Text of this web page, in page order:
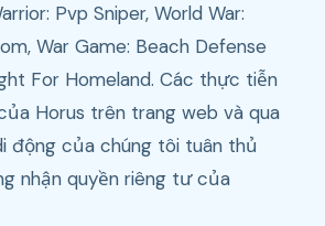
Pvp Sniper, World War:
War Game: Beach Defense
For Homeland. Các thực tiễn
Horus trên trang web và qua
động của chúng tôi tuân thủ
nhận quyền riêng tư của